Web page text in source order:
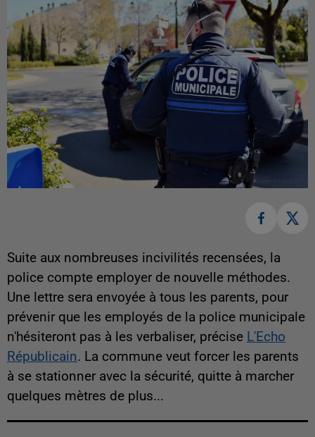
Suite aux nombreuses incivilités recensées, la
police compte employer de nouvelle méthodes.
Une lettre sera envoyée à tous les parents, pour
prévenir que les employés de la police municipale
n'hésiteront pas à les verbaliser, précise L'Echo
Républicain. La commune veut forcer les parents
à se stationner avec la sécurité, quitte à marcher
quelques mètres de plus...